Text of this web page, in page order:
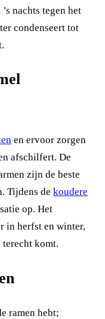
nachts tegen het
condenseert tot
en ervoor zorgen
afschilfert. De
zijn de beste
Tijdens de koudere
op. Het
in herfst en winter,
terecht komt.
ramen hebt;